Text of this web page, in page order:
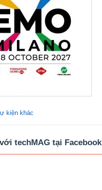
kiện khác
techMAG tại Facebook